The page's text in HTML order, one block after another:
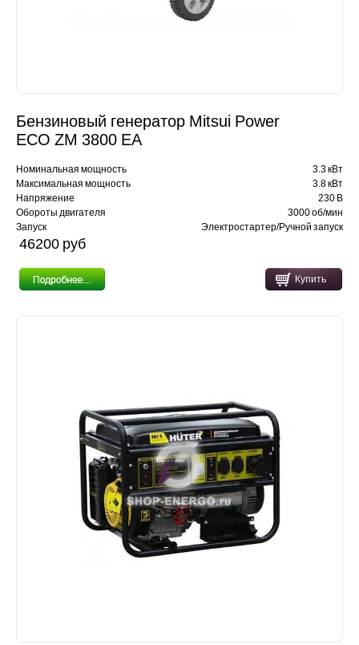
Бензиновый генератор Mitsui Power
ECO ZM 3800 EA
Номинальная мощность
3.3 кВт
Максимальная мощность
3.8 кВт
Напряжение
230 В
Обороты двигателя
3000 об/мин
Запуск
Электростартер/Ручной запуск
46200 pуб
Купить